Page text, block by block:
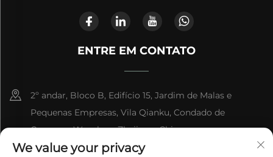
ENTRE EM CONTATO
2º andar, Bloco B, Edifício 15, Jardim de Malas e
Pequenas Empresas, Vila Qianku, Condado de
Cangnan, Wenzhou, Zhejiang, China
We value your privacy